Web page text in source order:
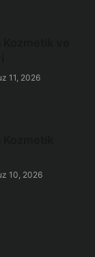
11, 2026
10, 2026